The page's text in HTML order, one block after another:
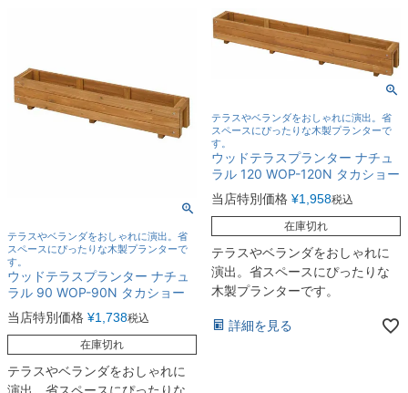
テラスやベランダをおしゃれに演出。省
スペースにぴったりな木製プランターで
す。
ウッドテラスプランター ナチュ
ラル 90 WOP-90N タカショー
当店特別価格 ¥1,738税込
在庫切れ
テラスやベランダをおしゃれに
テラスやベランダをおしゃれに演出。省
スペースにぴったりな木製プランターで
す。
ウッドテラスプランター ナチュ
ラル 120 WOP-120N タカショー
当店特別価格 ¥1,958税込
在庫切れ
テラスやベランダをおしゃれに
演出。省スペースにぴったりな
木製プランターです。
詳細を見る